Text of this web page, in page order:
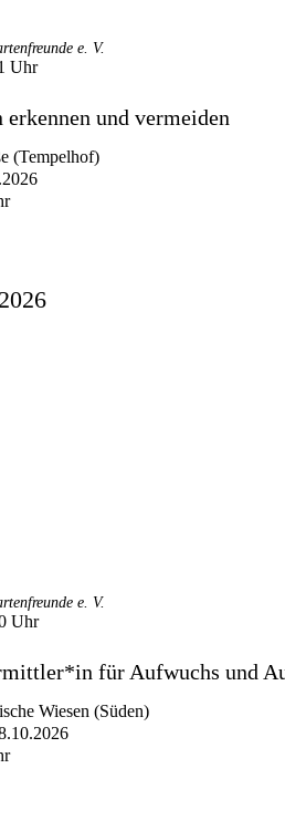
e. V.
Uhr
und vermeiden
(Tempelhof)
e. V.
Uhr
für Aufwuchs und
Wiesen (Süden)